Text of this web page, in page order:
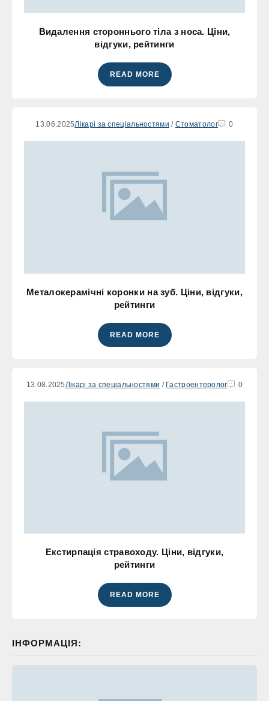
Видалення стороннього тіла з носа. Ціни,
відгуки, рейтинги
READ MORE
13.06.2025Лікарі за спеціальностями / Стоматолог 0
Металокерамічні коронки на зуб. Ціни, відгуки,
рейтинги
READ MORE
13.08.2025 Лікарі за спеціальностями / Гастроентеролог 0
Екстирпація стравоходу. Ціни, відгуки,
рейтинги
READ MORE
ІНФОРМАЦІЯ: